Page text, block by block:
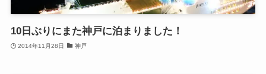
10日ぶりにまた神戸に泊まりました！
2014年11月28日 神戸